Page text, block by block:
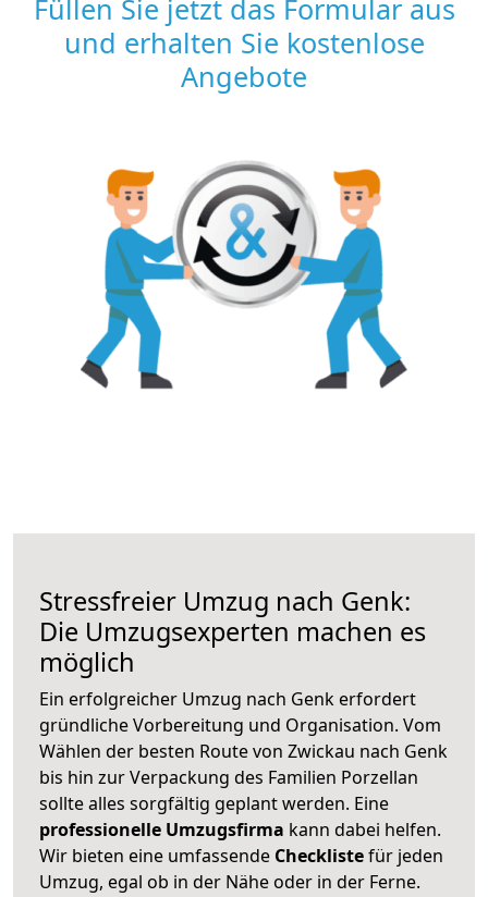
Füllen Sie jetzt das Formular aus
und erhalten Sie kostenlose
Angebote
Stressfreier Umzug nach Genk:
Die Umzugsexperten machen es
möglich
Ein erfolgreicher Umzug nach Genk erfordert
gründliche Vorbereitung und Organisation. Vom
Wählen der besten Route von Zwickau nach Genk
bis hin zur Verpackung des Familien Porzellan
sollte alles sorgfältig geplant werden. Eine
professionelle Umzugsfirma kann dabei helfen.
Wir bieten eine umfassende Checklistefür jeden
Umzug, egal ob in der Nähe oder in der Ferne.